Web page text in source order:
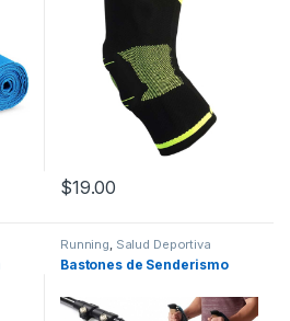
variantes. Las opciones se
$19.00
Este producto tiene múltiples
Running, Salud Deportiva
Bastones de Senderismo